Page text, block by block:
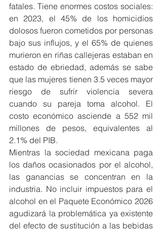
fatales. Tiene enormes costos sociales:
en 2023, el 45% de los homicidios
dolosos fueron cometidos por personas
bajo sus influjos, y el 65% de quienes
murieron en riñas callejeras estaban en
estado de ebriedad, además se sabe
que las mujeres tienen 3.5 veces mayor
riesgo de sufrir violencia severa
cuando su pareja toma alcohol. El
costo económico asciende a 552 mil
millones de pesos, equivalentes al
2.1% del PIB.
Mientras la sociedad mexicana paga
los daños ocasionados por el alcohol,
las ganancias se concentran en la
industria. No incluir impuestos para el
alcohol en el Paquete Económico 2026
agudizará la problemática ya existente
del efecto de sustitución a las bebidas